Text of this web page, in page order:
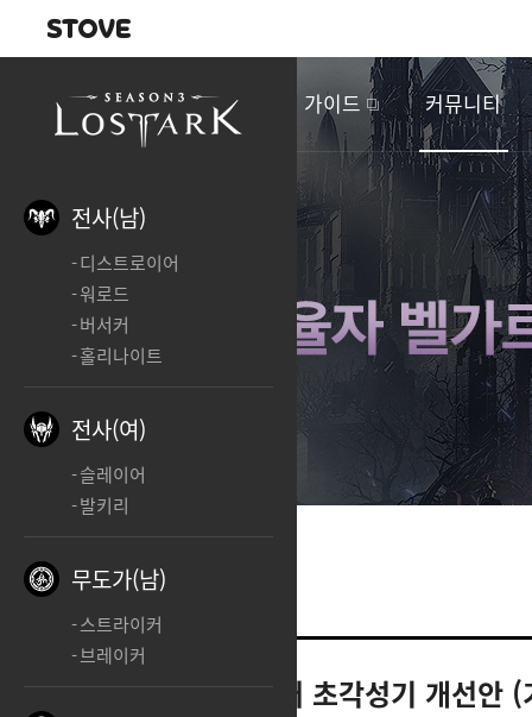
새소식 게임정보 가이드 커뮤니티
스카우터 초각성기 개선안
전사(남)
디스트로이어
워로드
버서커
홀리나이트
전사(여)
슬레이어
발키리
무도가(남)
스트라이커
브레이커